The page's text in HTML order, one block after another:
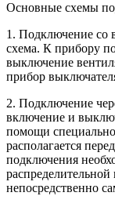
Основные схемы
1. Подключение со
схема. К прибору
выключение
прибор
2. Подключение
включение и
помощи
располагается
подключения
непосредственно